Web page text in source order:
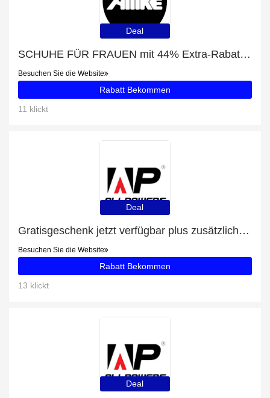
Deal
SCHUHE FÜR FRAUEN mit 44% Extra-Rabatt nur für begrenzte Zeit
Besuchen Sie die Website
Rabatt Bekommen
11 klickt
Deal
Gratisgeschenk jetzt verfügbar plus zusätzliche 80-Angebote
Besuchen Sie die Website
Rabatt Bekommen
13 klickt
Deal